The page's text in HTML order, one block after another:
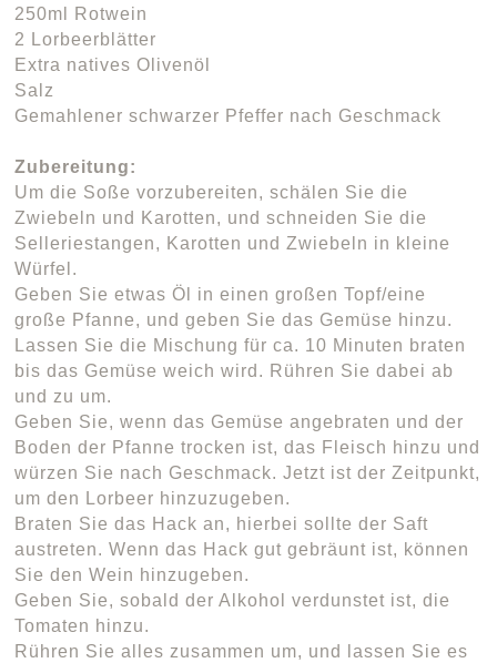
250ml Rotwein
2 Lorbeerblätter
Extra natives Olivenöl
Salz
Gemahlener schwarzer Pfeffer nach Geschmack
Zubereitung:
Um die Soße vorzubereiten, schälen Sie die
Zwiebeln und Karotten, und schneiden Sie die
Selleriestangen, Karotten und Zwiebeln in kleine
Würfel.
Geben Sie etwas Öl in einen großen Topf/eine
große Pfanne, und geben Sie das Gemüse hinzu.
Lassen Sie die Mischung für ca. 10 Minuten braten
bis das Gemüse weich wird. Rühren Sie dabei ab
und zu um.
Geben Sie, wenn das Gemüse angebraten und der
Boden der Pfanne trocken ist, das Fleisch hinzu und
würzen Sie nach Geschmack. Jetzt ist der Zeitpunkt,
um den Lorbeer hinzuzugeben.
Braten Sie das Hack an, hierbei sollte der Saft
austreten. Wenn das Hack gut gebräunt ist, können
Sie den Wein hinzugeben.
Geben Sie, sobald der Alkohol verdunstet ist, die
Tomaten hinzu.
Rühren Sie alles zusammen um, und lassen Sie es